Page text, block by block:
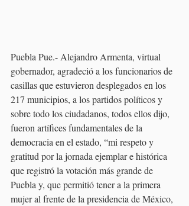
Puebla Pue.- Alejandro Armenta, virtual
gobernador, agradeció a los funcionarios de
casillas que estuvieron desplegados en los
217 municipios, a los partidos políticos y
sobre todo los ciudadanos, todos ellos dijo,
fueron artífices fundamentales de la
democracia en el estado, “mi respeto y
gratitud por la jornada ejemplar e histórica
que registró la votación más grande de
Puebla y, que permitió tener a la primera
mujer al frente de la presidencia de México,